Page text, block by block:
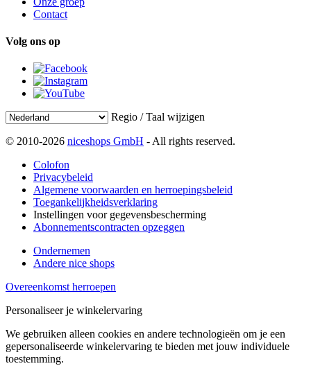
Contact
Volg ons op
Regio / Taal wijzigen
© 2010-2026 niceshops GmbH - All rights reserved.
Colofon
Privacybeleid
Algemene voorwaarden en herroepingsbeleid
Toegankelijkheidsverklaring
Instellingen voor gegevensbescherming
Abonnementscontracten opzeggen
Ondernemen
Andere nice shops
Overeenkomst herroepen
Personaliseer je winkelervaring
We gebruiken alleen cookies en andere technologieën om je een
gepersonaliseerde winkelervaring te bieden met jouw individuele
toestemming.